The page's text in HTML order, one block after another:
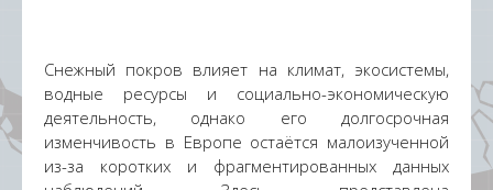
Снежный покров влияет на климат, экосистемы,
водные ресурсы и социально-экономическую
деятельность, однако его долгосрочная
изменчивость в Европе остаётся малоизученной
из-за коротких и фрагментированных данных